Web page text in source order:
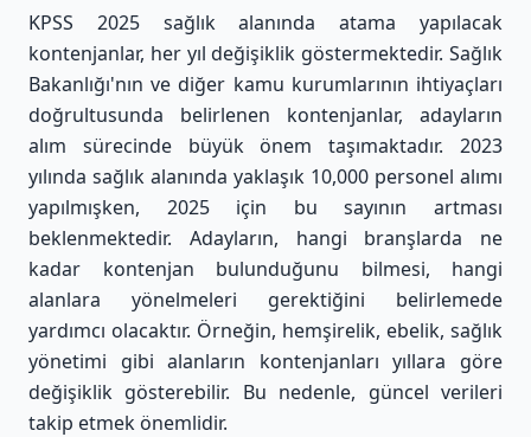
KPSS 2025 sağlık alanında atama yapılacak
kontenjanlar, her yıl değişiklik göstermektedir. Sağlık
Bakanlığı'nın ve diğer kamu kurumlarının ihtiyaçları
doğrultusunda belirlenen kontenjanlar, adayların
alım sürecinde büyük önem taşımaktadır. 2023
yılında sağlık alanında yaklaşık 10,000 personel alımı
yapılmışken, 2025 için bu sayının artması
beklenmektedir. Adayların, hangi branşlarda ne
kadar kontenjan bulunduğunu bilmesi, hangi
alanlara yönelmeleri gerektiğini belirlemede
yardımcı olacaktır. Örneğin, hemşirelik, ebelik, sağlık
yönetimi gibi alanların kontenjanları yıllara göre
değişiklik gösterebilir. Bu nedenle, güncel verileri
takip etmek önemlidir.